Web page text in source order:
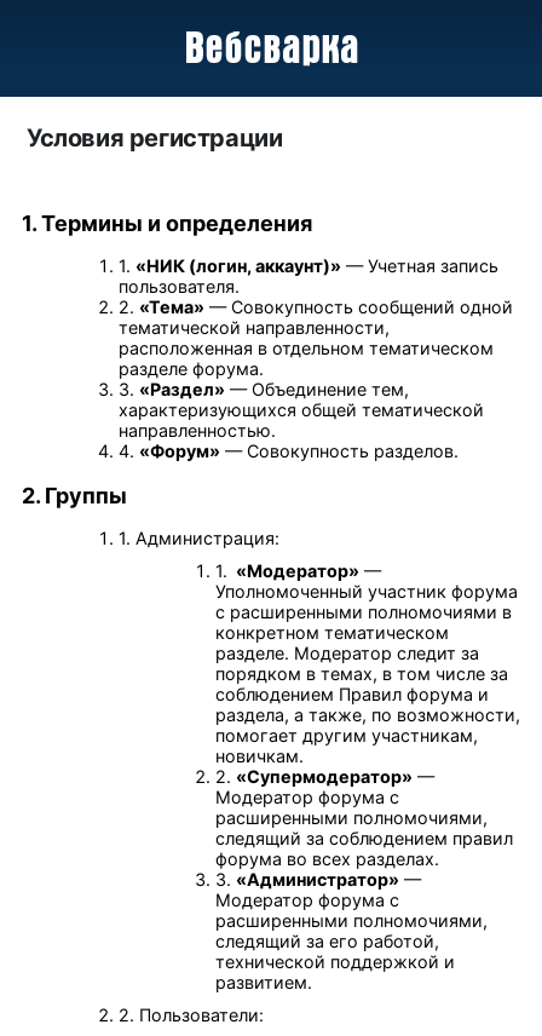
Условия регистрации
1. Термины и определения
1. «НИК (логин, аккаунт)» — Учетная запись
пользователя.
2. «Тема» — Совокупность сообщений одной
тематической направленности,
расположенная в отдельном тематическом
разделе форума.
3. «Раздел» — Объединение тем,
характеризующихся общей тематической
направленностью.
4. «Форум» — Совокупность разделов.
2. Группы
1. Администрация:
1. «Модератор» —
Уполномоченный участник форума
с расширенными полномочиями в
конкретном тематическом
разделе. Модератор следит за
порядком в темах, в том числе за
соблюдением Правил форума и
раздела, а также, по возможности,
помогает другим участникам,
новичкам.
2. «Супермодератор» —
Модератор форума с
расширенными полномочиями,
следящий за соблюдением правил
форума во всех разделах.
3. «Администратор» —
Модератор форума с
расширенными полномочиями,
следящий за его работой,
технической поддержкой и
развитием.
2. Пользователи: